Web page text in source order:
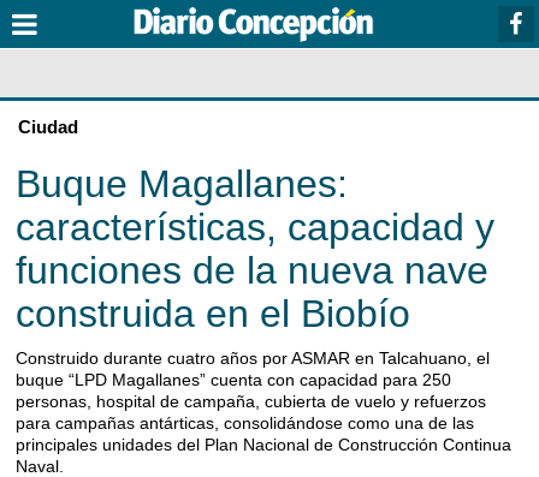
Ciudad
Buque Magallanes:
características, capacidad y
funciones de la nueva nave
construida en el Biobío
Construido durante cuatro años por ASMAR en Talcahuano, el
buque “LPD Magallanes” cuenta con capacidad para 250
personas, hospital de campaña, cubierta de vuelo y refuerzos
para campañas antárticas, consolidándose como una de las
principales unidades del Plan Nacional de Construcción Continua
Naval.